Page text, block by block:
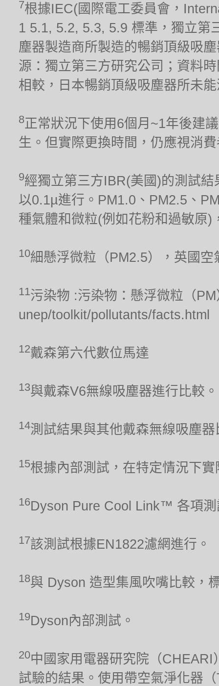
7根據IEC(國際電工委員會，
1 5.1, 5.2, 5.3, 5.9 標準，獨立第
塵器製造商所製造的暢銷頂級吸
源：獨立第三方研究公司；資料
相較，日本暢銷頂級吸塵器所未
8正常狀況下使用6個月~1年後建
生。但實際更換時間，仍應視消
9經獨立第三方IBR(美國)的測試
以0.1µ進行。PM1.0、PM2.5、
種氣體和微粒(例如花粉和過敏原
10細懸浮微粒（PM2.5），英國空
11污染物 :污染物：懸浮微粒（
unep/toolkit/pollutants/facts.html
12戴森第六代數位馬達
13與戴森V6無線吸塵器進行比較。
14測試結果與其他戴森無線吸塵器
15根據內部測試，在特定情況下
16Dyson Pure Cool Link™ 各項測
17該測試根據EN1822濾網進行。
18與 Dyson 造型集風吹嘴比較，
19Dyson內部測試。
20中國家用電器研究院（
試驗的結果。使用帶空氣淨化器